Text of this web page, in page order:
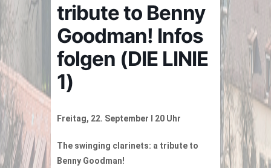
tribute to Benny
Goodman! Infos
folgen (DIE LINIE
1)
Freitag, 22. September I 20 Uhr
The swinging clarinets: a tribute to
Benny Goodman!